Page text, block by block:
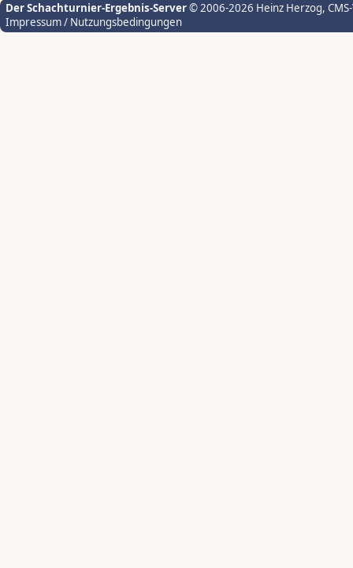
Der Schachturnier-Ergebnis-Server© 2006-2026 Heinz Herzog,
Impressum / Nutzungsbedingungen